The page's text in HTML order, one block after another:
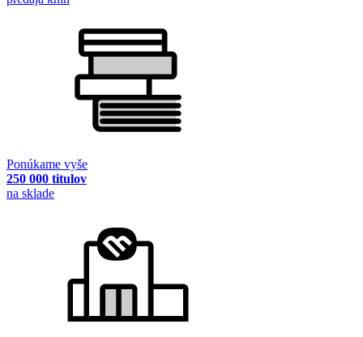
Ponúkame vyše
250 000 titulov
na sklade